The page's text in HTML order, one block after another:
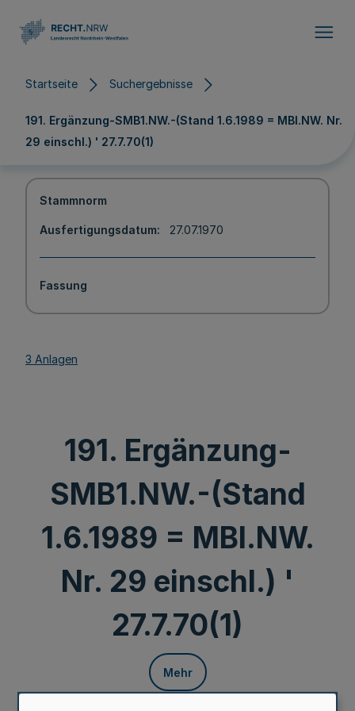
Startseite Suchergebnisse
191. Ergänzung-SMB1.NW.-(Stand 1.6.1989 = MBl.NW. Nr.
29 einschl.) ' 27.7.70(1)
Stammnorm
Ausfertigungsdatum 27.07.1970
Fassung
3 Anlagen
191. Ergänzung-
SMB1.NW.-(Stand
1.6.1989 = MBl.NW.
Nr. 29 einschl.) '
27.7.70(1)
Mehr